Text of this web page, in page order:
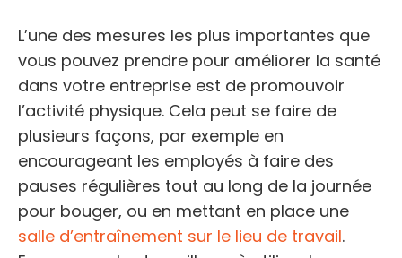
L’une des mesures les plus importantes que
vous pouvez prendre pour améliorer la santé
dans votre entreprise est de promouvoir
l’activité physique. Cela peut se faire de
plusieurs façons, par exemple en
encourageant les employés à faire des
pauses régulières tout au long de la journée
pour bouger, ou en mettant en place une
salle d’entraînement sur le lieu de travail.